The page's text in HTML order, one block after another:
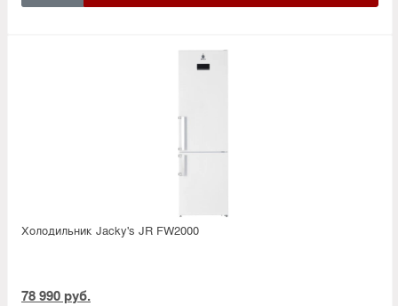
Холодильник Jacky's JR FW2000
78 990 руб.